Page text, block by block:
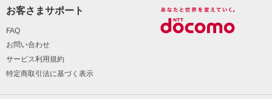
お客さまサポート
FAQ
お問い合わせ
サービス利用規約
特定商取引法に基づく表示